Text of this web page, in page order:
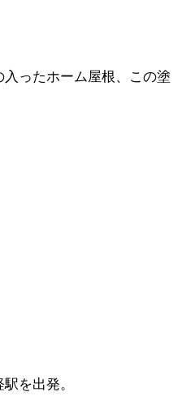
ったホーム屋根、この塗
を出発。